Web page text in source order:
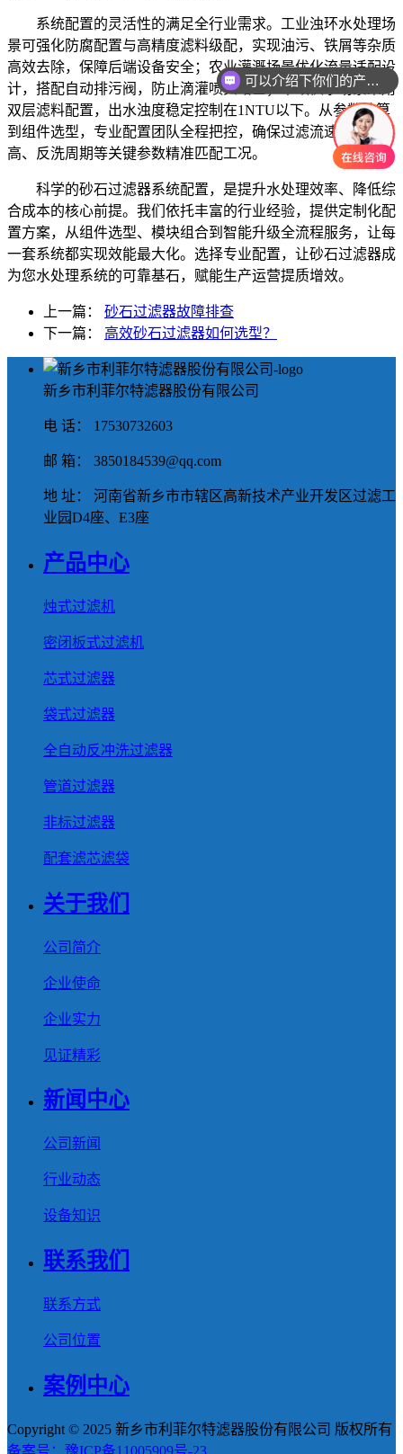
系统配置的灵活性的满足全行业需求。工业浊环水处理场
景可强化防腐配置与高精度滤料级配，实现油污、铁屑等杂质
高效去除，保障后端设备安全；农业灌溉场景优化流量适配设
计，搭配自动排污阀，防止滴灌喷头堵塞；市政供水场景采用
双层滤料配置，出水浊度稳定控制在1NTU以下。从参数计算
到组件选型，专业配置团队全程把控，确保过滤流速、滤料层
高、反洗周期等关键参数精准匹配工况。
科学的砂石过滤器系统配置，是提升水处理效率、降低综
合成本的核心前提。我们依托丰富的行业经验，提供定制化配
置方案，从组件选型、模块组合到智能升级全流程服务，让每
一套系统都实现效能最大化。选择专业配置，让砂石过滤器成
为您水处理系统的可靠基石，赋能生产运营提质增效。
上一篇： 砂石过滤器故障排查
下一篇： 高效砂石过滤器如何选型？
新乡市利菲尔特滤器股份有限公司
电 话： 17530732603
邮 箱： 3850184539@qq.com
地 址： 河南省新乡市市辖区高新技术产业开发区过滤工
业园D4座、E3座
产品中心
烛式过滤机
密闭板式过滤机
芯式过滤器
袋式过滤器
全自动反冲洗过滤器
管道过滤器
非标过滤器
配套滤芯滤袋
关于我们
公司简介
企业使命
企业实力
见证精彩
新闻中心
公司新闻
行业动态
设备知识
联系我们
联系方式
公司位置
案例中心
Copyright © 2025 新乡市利菲尔特滤器股份有限公司 版权所有
备案号：豫ICP备11005909号-23
可以介绍下你们的产品么